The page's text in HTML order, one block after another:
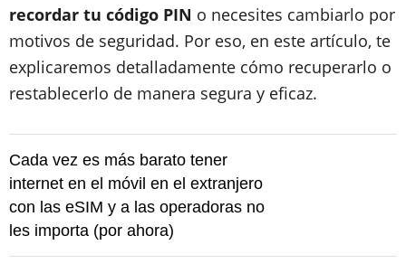
recordar tu código PIN o necesites cambiarlo por
motivos de seguridad. Por eso, en este artículo, te
explicaremos detalladamente cómo recuperarlo o
restablecerlo de manera segura y eficaz.
Cada vez es más barato tener
internet en el móvil en el extranjero
con las eSIM y a las operadoras no
les importa (por ahora)